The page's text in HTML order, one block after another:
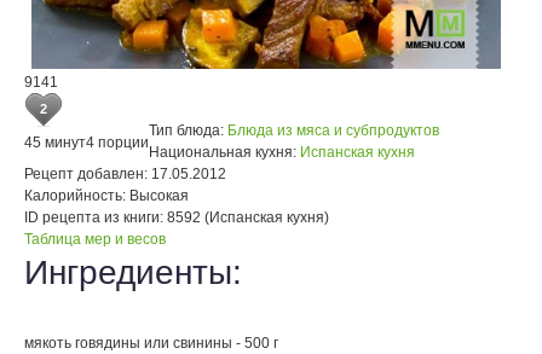
9141
2
45 минут4 порции
Тип блюда: Блюда из мяса и субпродуктов
Национальная кухня: Испанская кухня
Рецепт добавлен: 17.05.2012
Калорийность: Высокая
ID рецепта из книги: 8592 (Испанская кухня)
Таблица мер и весов
Ингредиенты:
мякоть говядины или свинины - 500 г